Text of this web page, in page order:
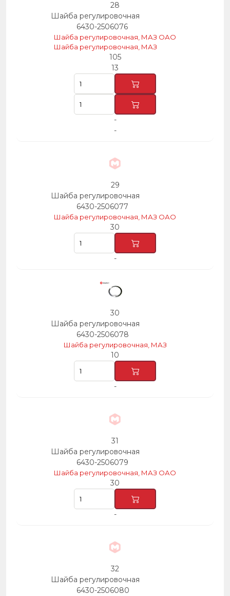
28
Шайба регулировочная
6430-2506076
Шайба регулировочная, МАЗ ОАО
Шайба регулировочная, МАЗ
105
13
-
-
29
Шайба регулировочная
6430-2506077
Шайба регулировочная, МАЗ ОАО
30
-
30
Шайба регулировочная
6430-2506078
Шайба регулировочная, МАЗ
10
-
31
Шайба регулировочная
6430-2506079
Шайба регулировочная, МАЗ ОАО
30
-
32
Шайба регулировочная
6430-2506080